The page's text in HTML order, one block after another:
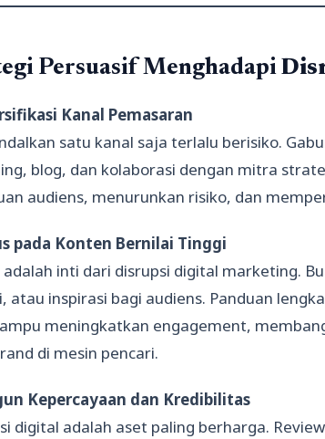
Persuasif Menghadapi
Kanal Pemasaran
satu kanal saja terlalu berisiko.
blog, dan kolaborasi dengan mitra
audiens, menurunkan risiko, dan
pada Konten Bernilai Tinggi
adalah inti dari disrupsi digital marketing.
atau inspirasi bagi audiens. Panduan
meningkatkan engagement,
di mesin pencari.
Kepercayaan dan Kredibilitas
digital adalah aset paling berharga.